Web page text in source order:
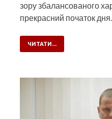
зору збалансованого
прекрасний початок
ЧИТАТИ...